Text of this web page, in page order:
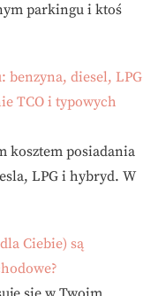
parkingu i ktoś
benzyna, diesel, LPG
TCO i typowych
kosztem posiadania
LPG i hybryd. W
Ciebie) są